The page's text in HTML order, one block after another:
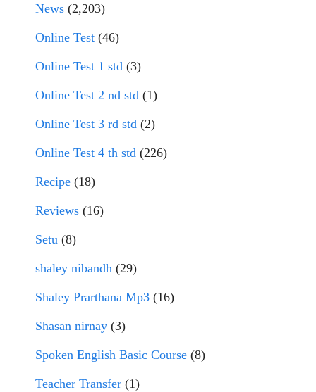
News (2,203)
Online Test (46)
Online Test 1 std (3)
Online Test 2 nd std (1)
Online Test 3 rd std (2)
Online Test 4 th std (226)
Recipe (18)
Reviews (16)
Setu (8)
shaley nibandh (29)
Shaley Prarthana Mp3 (16)
Shasan nirnay (3)
Spoken English Basic Course (8)
Teacher Transfer (1)